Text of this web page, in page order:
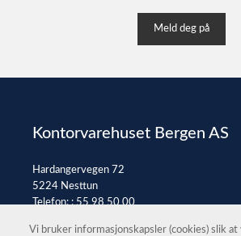
Meld deg på
Kontorvarehuset Bergen AS
Hardangervegen 72
5224 Nesttun
Telefon: :55 98 50 00
Vi bruker informasjonskapsler (cookies) slik at